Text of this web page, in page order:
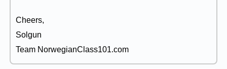
Cheers,
Solgun
Team NorwegianClass101.com